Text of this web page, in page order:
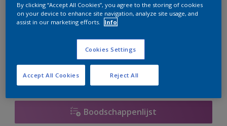
Op dit moment is het niet mogelijk dit product online
er hard aan om de voorraad aan te vullen.
Boodschappenlijst
By clicking “Accept All Cookies”, you agree to the storing of cookies
on your device to enhance site navigation, analyze site usage, and
assist in our marketing efforts.
Info
Cookies Settings
Reject All
Accept All Cookies